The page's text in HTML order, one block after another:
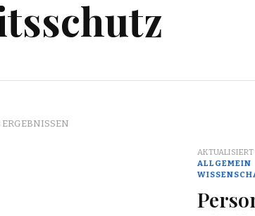
ALLGEMEIN